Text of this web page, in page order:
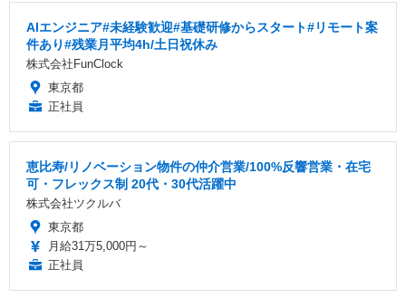
AIエンジニア#未経験歓迎#基礎研修からスタート#リモート案
件あり#残業月平均4h/土日祝休み
株式会社FunClock
東京都
正社員
恵比寿/リノベーション物件の仲介営業/100%反響営業・在宅
可・フレックス制 20代・30代活躍中
株式会社ツクルバ
東京都
月給31万5,000円～
正社員